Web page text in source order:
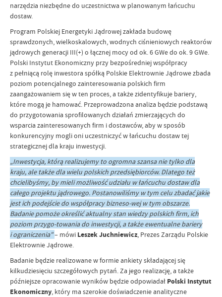
narzędzia niezbędne do uczestnictwa w planowanym łańcuchu
dostaw.
Program Polskiej Energetyki Jądrowej zakłada budowę
sprawdzonych, wielkoskalowych, wodnych ciśnieniowych reaktorów
jądrowych generacji III(+) o łącznej mocy od ok. 6 GWe do ok. 9 GWe.
Polski Instytut Ekonomiczny przy bezpośredniej współpracy
z pełniącą rolę inwestora spółką Polskie Elektrownie Jądrowe zbada
poziom potencjalnego zainteresowania polskich firm
zaangażowaniem się w ten proces, a także zidentyfikuje bariery,
które mogą je hamować. Przeprowadzona analiza będzie podstawą
do przygotowania sprofilowanych działań zmierzających do
wsparcia zainteresowanych firm i dostawców, aby w sposób
konkurencyjny mogli oni uczestniczyć w łańcuchu dostaw tej
strategicznej dla kraju inwestycji.
„Inwestycja, którą realizujemy to ogromna szansa nie tylko dla
kraju, ale także dla wielu polskich przedsiębiorców. Dlatego też
chcielibyśmy, by mieli możliwość udziału w łańcuchu dostaw dla
całego projektu jądrowego. Postanowiliśmy w tym celu zbadać jakie
jest ich podejście do współpracy bizneso-wej w tym obszarze.
Badanie pomoże określić aktualny stan wiedzy polskich firm, ich
poziom przygo-towania do inwestycji, a także ewentualne bariery
i ograniczenia"– mówi Leszek Juchniewicz, Prezes Zarządu Polskie
Elektrownie Jądrowe.
Badanie będzie realizowane w formie ankiety składającej się
kilkudziesięciu szczegółowych pytań. Za jego realizację, a także
późniejsze opracowanie wyników będzie odpowiadał Polski Instytut
Ekonomiczny, który ma szerokie doświadczenie analityczne